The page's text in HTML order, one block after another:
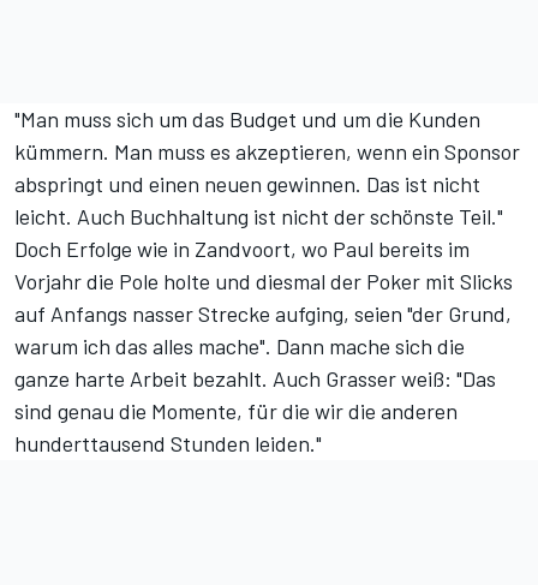
"Man muss sich um das Budget und um die Kunden
kümmern. Man muss es akzeptieren, wenn ein Sponsor
abspringt und einen neuen gewinnen. Das ist nicht
leicht. Auch Buchhaltung ist nicht der schönste Teil."
Doch Erfolge wie in Zandvoort, wo Paul bereits im
Vorjahr die Pole holte und diesmal der Poker mit Slicks
auf Anfangs nasser Strecke aufging, seien "der Grund,
warum ich das alles mache". Dann mache sich die
ganze harte Arbeit bezahlt. Auch Grasser weiß: "Das
sind genau die Momente, für die wir die anderen
hunderttausend Stunden leiden."